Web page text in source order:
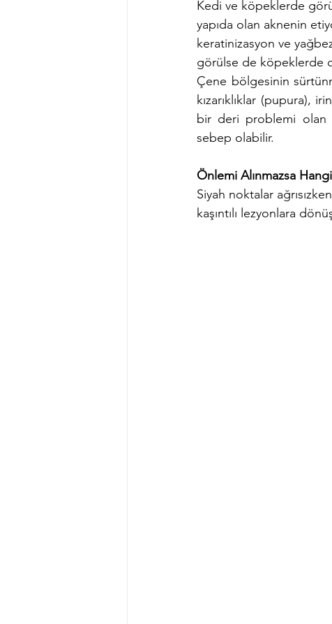
Kedi ve köpeklerde
yapıda olan aknenin
keratinizasyon ve
görülse de köpeklerde
Çene bölgesinin
kızarıklıklar (pupura),
bir deri problemi olan
sebep olabilir.
Önlemi Alınmazsa
Siyah noktalar
kaşıntılı lezyonlara